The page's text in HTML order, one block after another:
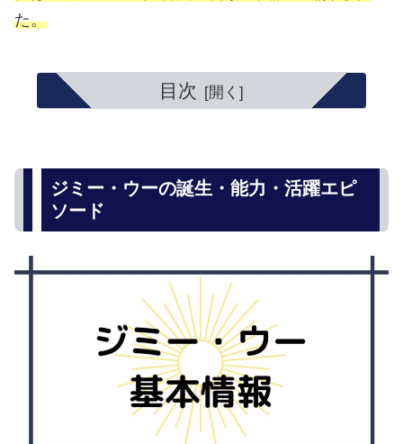
た。
目次
ジミー・ウーの誕生・能力・活躍エピ
ソード